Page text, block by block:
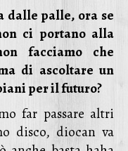
dalle palle, ora se
ci portano alla
facciamo che
di ascoltare un
per il futuro?
far passare altri
disco, diocan va